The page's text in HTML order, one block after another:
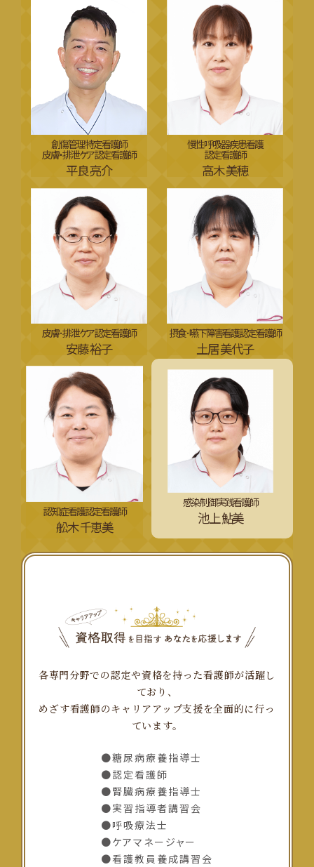
創傷管理特定看護師
皮膚・排泄ケア認定看護師
平良 亮介
慢性呼吸器疾患看護
認定看護師
高木 美穂
皮膚･排泄ケア認定看護師
安藤 裕子
摂食･嚥下障害看護認定看護師
土居 美代子
認知症看護認定看護師
舩木 千恵美
感染制御実践看護師
池上 鮎美
各専門分野での認定や資格を持った看護師が活躍し
ており、
めざす看護師のキャリアアップ支援を全面的に行っ
ています。
●糖尿病療養指導士
●認定看護師
●腎臓病療養指導士
●実習指導者講習会
●呼吸療法士
●ケアマネージャー
●看護教員養成講習会